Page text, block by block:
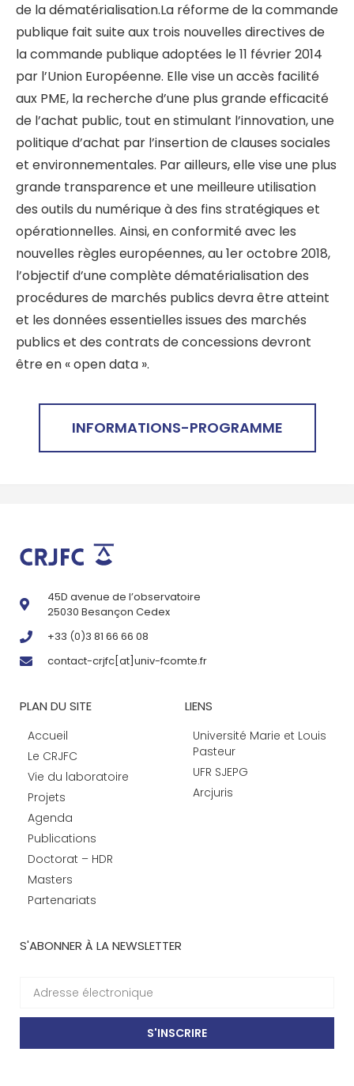
de la dématérialisation.La réforme de la commande
publique fait suite aux trois nouvelles directives de
la commande publique adoptées le 11 février 2014
par l’Union Européenne. Elle vise un accès facilité
aux PME, la recherche d’une plus grande efficacité
de l’achat public, tout en stimulant l’innovation, une
politique d’achat par l’insertion de clauses sociales
et environnementales. Par ailleurs, elle vise une plus
grande transparence et une meilleure utilisation
des outils du numérique à des fins stratégiques et
opérationnelles. Ainsi, en conformité avec les
nouvelles règles européennes, au 1er octobre 2018,
l’objectif d’une complète dématérialisation des
procédures de marchés publics devra être atteint
et les données essentielles issues des marchés
publics et des contrats de concessions devront
être en « open data ».
INFORMATIONS-PROGRAMME
45D avenue de l’observatoire
25030 Besançon Cedex
+33 (0)3 81 66 66 08
contact-crjfc[at]univ-fcomte.fr
PLAN DU SITE
Accueil
Le CRJFC
Vie du laboratoire
Projets
Agenda
Publications
Doctorat – HDR
Masters
Partenariats
LIENS
Université Marie et Louis
Pasteur
UFR SJEPG
Arcjuris
S'ABONNER À LA NEWSLETTER
S'INSCRIRE